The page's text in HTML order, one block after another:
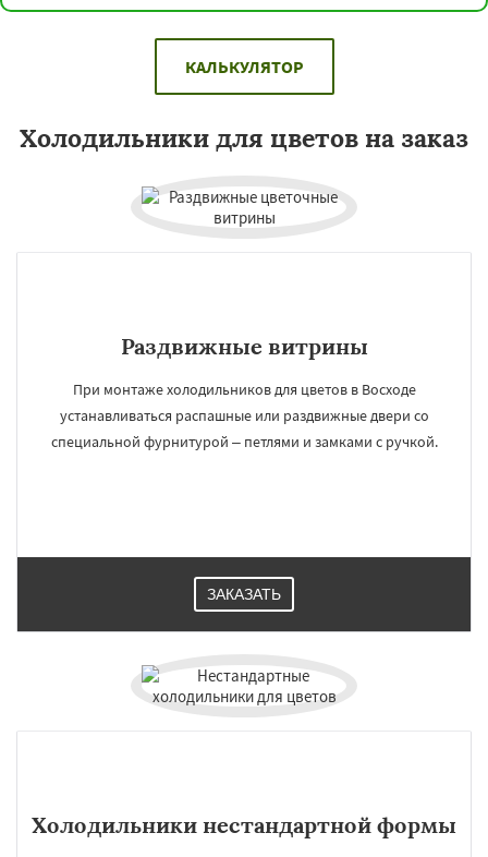
КАЛЬКУЛЯТОР
Холодильники для цветов на заказ
Раздвижные витрины
При монтаже холодильников для цветов в Восходе
устанавливаться распашные или раздвижные двери со
специальной фурнитурой – петлями и замками с ручкой.
ЗАКАЗАТЬ
Холодильники нестандартной формы